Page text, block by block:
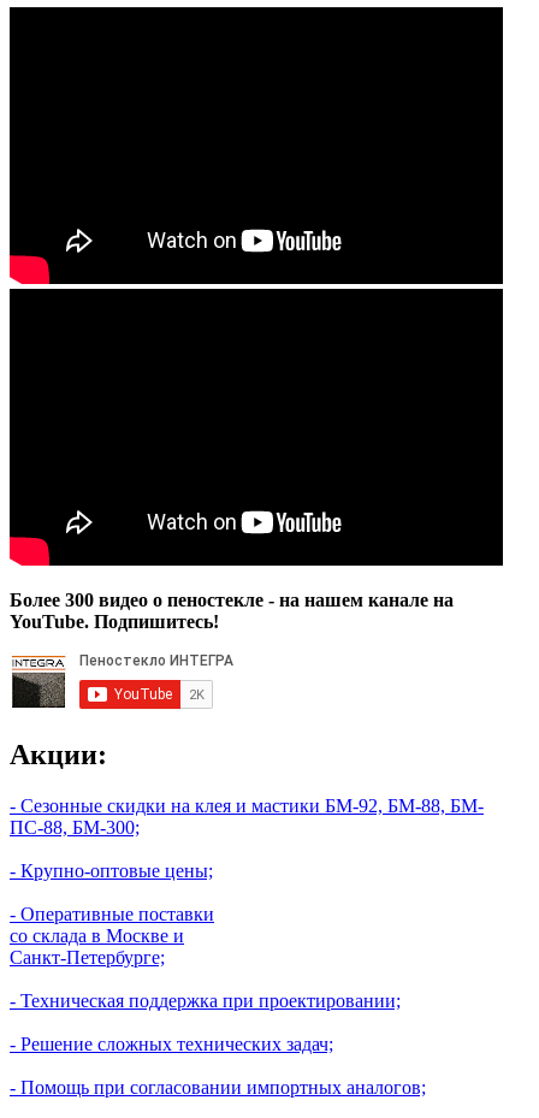
Более 300 видео о пеностекле - на нашем канале на
YouTube. Подпишитесь!
Акции:
- Сезонные скидки на клея и мастики БМ-92, БМ-88, БМ-
ПС-88, БМ-300;
- Крупно-оптовые цены;
- Оперативные поставки
со склада в Москве и
Санкт-Петербурге;
- Техническая поддержка при проектировании;
- Решение сложных технических задач;
- Помощь при согласовании импортных аналогов;